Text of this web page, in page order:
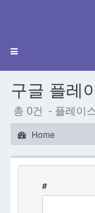
Toggle
구글 플레
총 0건 - 플레이
Home
#